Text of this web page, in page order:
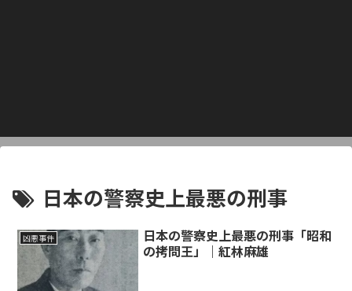
日本の警察史上最悪の刑事
凶悪事件
日本の警察史上最悪の刑事「昭和
の拷問王」｜紅林麻雄